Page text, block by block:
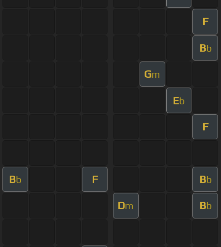
F
Bb
Gm
Eb
F
Bb F Bb
Dm Bb